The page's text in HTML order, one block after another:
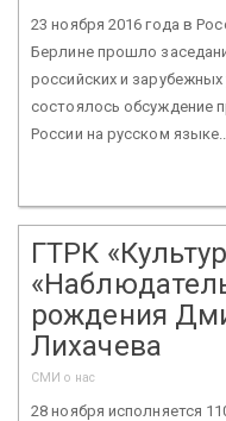
23 ноября 2016 года в
Берлине прошло
российских и
состоялось обсуждение
России на русском языке...
ГТРК
рождения
Лихачева
СМИ о нас
28 ноября исполняется